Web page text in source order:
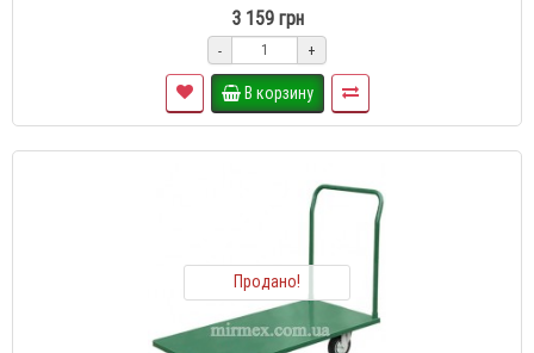
3 159 грн
- +
В корзину
Продано!